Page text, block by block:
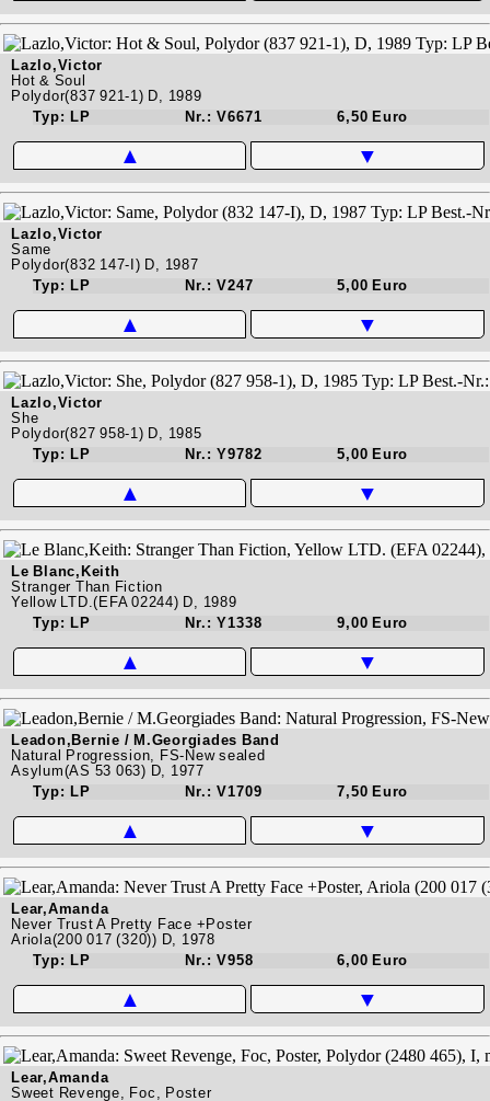
Lazlo,Victor
Hot & Soul
Polydor(837 921-1) D, 1989
Typ: LP
Nr.: V6671 6,50 Euro
▲ ▼
Lazlo,Victor
Same
Polydor(832 147-I) D, 1987
Typ: LP
Nr.: V247 5,00 Euro
▲ ▼
Lazlo,Victor
She
Polydor(827 958-1) D, 1985
Typ: LP
Nr.: Y9782 5,00 Euro
▲ ▼
Le Blanc,Keith
Stranger Than Fiction
Yellow LTD.(EFA 02244) D, 1989
Typ: LP
Nr.: Y1338 9,00 Euro
▲ ▼
Leadon,Bernie / M.Georgiades Band
Natural Progression, FS-New sealed
Asylum(AS 53 063) D, 1977
Typ: LP
Nr.: V1709 7,50 Euro
▲ ▼
Lear,Amanda
Never Trust A Pretty Face +Poster
Ariola(200 017 (320)) D, 1978
Typ: LP
Nr.: V958 6,00 Euro
▲ ▼
Lear,Amanda
Sweet Revenge, Foc, Poster